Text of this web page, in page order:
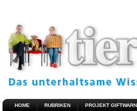
HOME RUBRIKEN PROJEKT